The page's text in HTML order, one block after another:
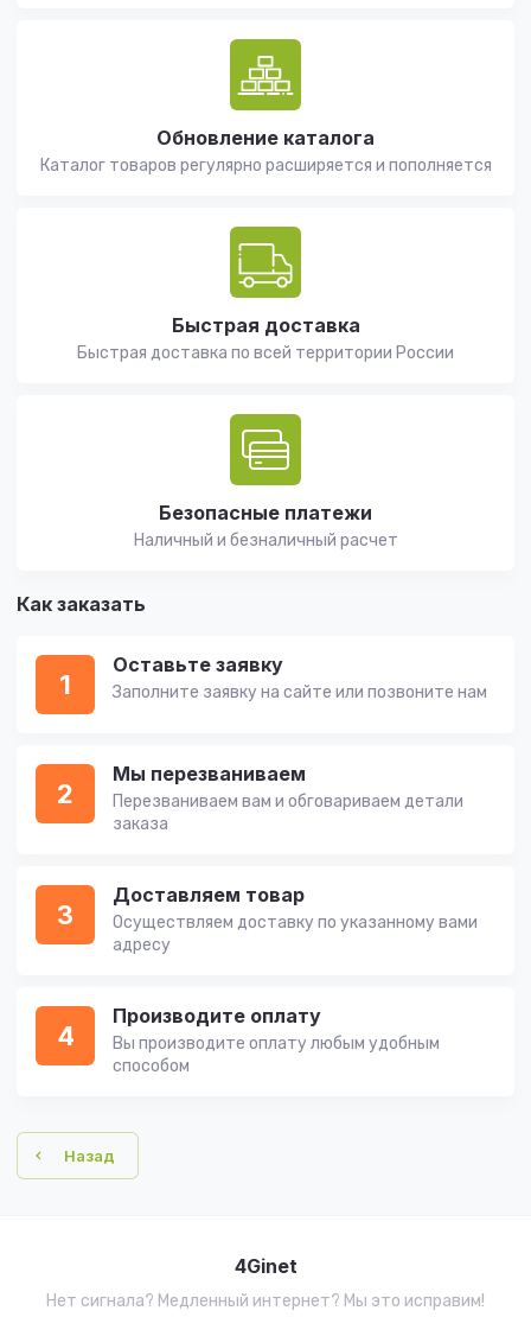
Обновление каталога
Каталог товаров регулярно расширяется и пополняется
Быстрая доставка
Быстрая доставка по всей территории России
Безопасные платежи
Наличный и безналичный расчет
Как заказать
1
Оставьте заявку
Заполните заявку на сайте или позвоните нам
2
Мы перезваниваем
Перезваниваем вам и обговариваем детали
заказа
3
Доставляем товар
Осуществляем доставку по указанному вами
адресу
4
Производите оплату
Вы производите оплату любым удобным
способом
Назад
4Ginet
Нет сигнала? Медленный интернет? Мы это исправим!